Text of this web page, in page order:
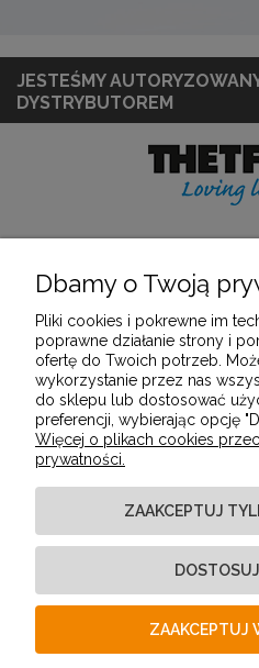
JESTEŚMY
DYSTRYBUTOREM
MOJE
PŁATNOŚCI
O
Dbamy o Twoją
Pliki cookies i pokrewne im
poprawne działanie strony i
ofertę do Twoich potrzeb.
wykorzystanie przez nas
do sklepu lub dostosować
preferencji, wybierając opcję
Więcej o plikach cookies
prywatności.
ZAAKCEPTUJ
ZAAKCEPTUJ